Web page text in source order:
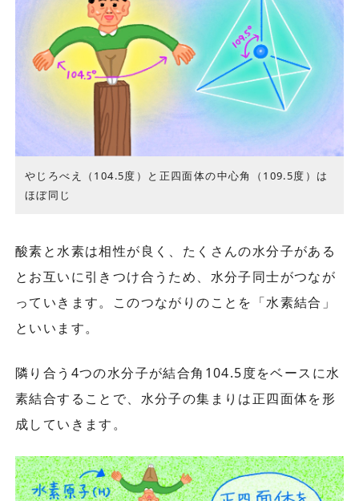
やじろべえ（104.5度）と正四面体の中心角（109.5度）は
ほぼ同じ
酸素と水素は相性が良く、たくさんの水分子がある
とお互いに引きつけ合うため、水分子同士がつなが
っていきます。このつながりのことを「水素結合」
といいます。
隣り合う4つの水分子が結合角104.5度をベースに水
素結合することで、水分子の集まりは正四面体を形
成していきます。